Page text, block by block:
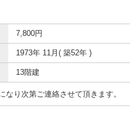
7,800円
1973年 11月( 築52年 )
13階建
り次第ご連絡させて頂きます。